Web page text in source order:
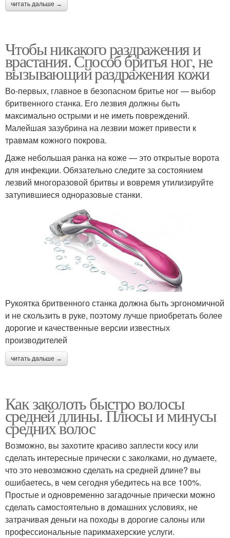
читать дальше →
Чтобы никакого раздражения и
врастания. Способ бритья ног, не
вызывающий раздражения кожи
Во-первых, главное в безопасном бритье ног — выбор
бритвенного станка. Его лезвия должны быть
максимально острыми и не иметь повреждений.
Малейшая зазубрина на лезвии может привести к
травмам кожного покрова.
Даже небольшая ранка на коже — это открытые ворота
для инфекции. Обязательно следите за состоянием
лезвий многоразовой бритвы и вовремя утилизируйте
затупившиеся одноразовые станки.
Рукоятка бритвенного станка должна быть эргономичной
и не скользить в руке, поэтому лучше приобретать более
дорогие и качественные версии известных
производителей
читать дальше →
Как заколоть быстро волосы
средней длины. Плюсы и минусы
средних волос
Возможно, вы захотите красиво заплести косу или
сделать интересные прически с заколками, но думаете,
что это невозможно сделать на средней длине? вы
ошибаетесь, в чем сегодня убедитесь на все 100%.
Простые и одновременно загадочные прически можно
сделать самостоятельно в домашних условиях, не
затрачивая деньги на походы в дорогие салоны или
профессиональные парикмахерские услуги.